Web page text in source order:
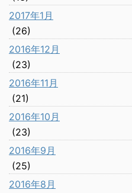
2017年1月
(26)
2016年12月
(23)
2016年11月
(21)
2016年10月
(23)
2016年9月
(25)
2016年8月